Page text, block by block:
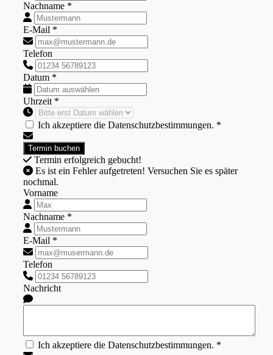
Nachname *
E-Mail *
Telefon
Datum *
Uhrzeit *
Ich akzeptiere die Datenschutzbestimmungen. *
Termin erfolgreich gebucht!
nochmal.
Vorname
Nachname *
E-Mail *
Telefon
Nachricht
Ich akzeptiere die Datenschutzbestimmungen. *